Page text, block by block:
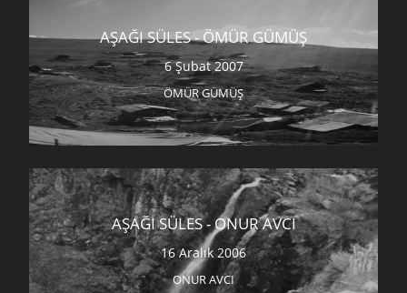
AŞAĞI SÜLES - ÖMÜR GÜMÜŞ
6 Şubat 2007
ÖMÜR GÜMÜŞ
AŞAĞI SÜLES - ONUR AVCI
16 Aralık 2006
ONUR AVCI